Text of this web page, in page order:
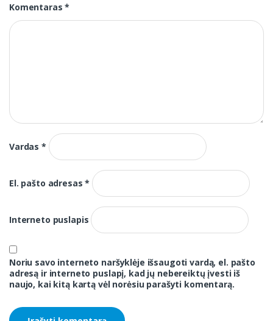
Komentaras*
Vardas*
El. pašto adresas*
Interneto puslapis
Noriu savo interneto naršyklėje išsaugoti vardą, el. pašto
adresą ir interneto puslapį, kad jų nebereiktų įvesti iš
naujo, kai kitą kartą vėl norėsiu parašyti komentarą.